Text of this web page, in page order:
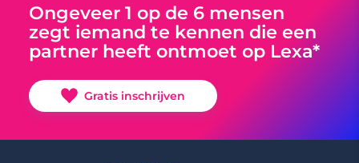
Ongeveer 1 op de 6 mensen
zegt iemand te kennen die een
partner heeft ontmoet op Lexa*
Gratis inschrijven